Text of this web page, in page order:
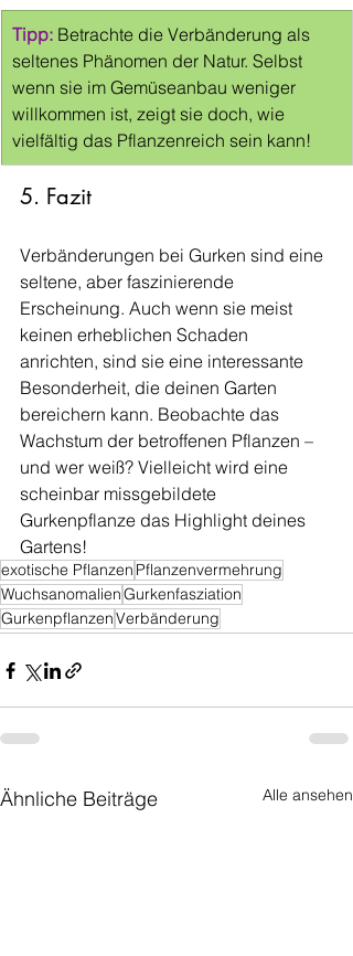
Tipp: Betrachte die Verbänderung als
seltenes Phänomen der Natur. Selbst
wenn sie im Gemüseanbau weniger
willkommen ist, zeigt sie doch, wie
vielfältig das Pflanzenreich sein kann!
5. Fazit
Verbänderungen bei Gurken sind eine
seltene, aber faszinierende
Erscheinung. Auch wenn sie meist
keinen erheblichen Schaden
anrichten, sind sie eine interessante
Besonderheit, die deinen Garten
bereichern kann. Beobachte das
Wachstum der betroffenen Pflanzen –
und wer weiß? Vielleicht wird eine
scheinbar missgebildete
Gurkenpflanze das Highlight deines
Gartens!
exotische Pflanzen Pflanzenvermehrung
WuchsanomalienGurkenfasziation
GurkenpflanzenVerbänderung
Ähnliche Beiträge Alle ansehen